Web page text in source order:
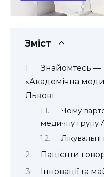
Зміст
Знайомтесь
«Академічна
Львові
Чому
медичну групу
Пацієнти
Інновації та